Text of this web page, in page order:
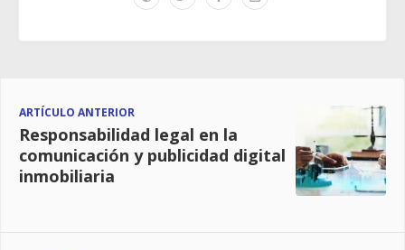
ARTÍCULO ANTERIOR
Responsabilidad legal en la
comunicación y publicidad digital
inmobiliaria